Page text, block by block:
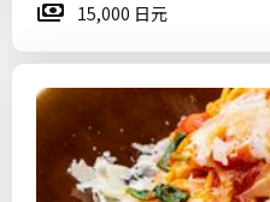
15,000 日元